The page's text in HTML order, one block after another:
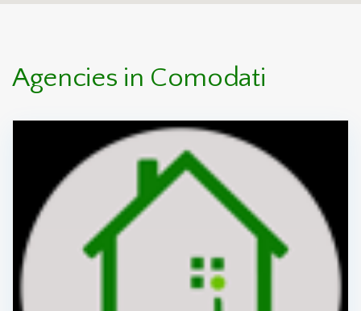
Agencies in Comodati